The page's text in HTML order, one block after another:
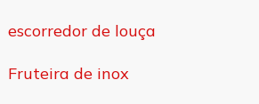
escorredor de louça
Fruteira de inox